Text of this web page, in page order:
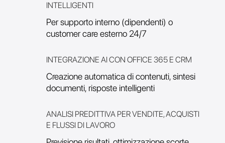
INTELLIGENTI
Per supporto interno (dipendenti) o
customer care esterno 24/7
INTEGRAZIONE AI CON OFFICE 365 E CRM
Creazione automatica di contenuti, sintesi
documenti, risposte intelligenti
ANALISI PREDITTIVA PER VENDITE, ACQUISTI
E FLUSSI DI LAVORO